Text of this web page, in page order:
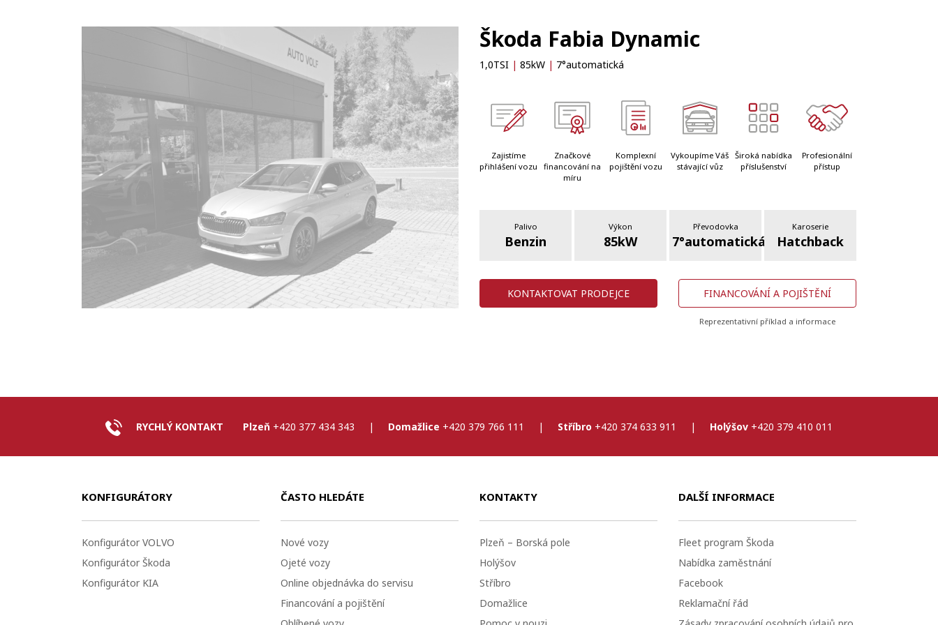
Škoda Fabia Dynamic
1,0TSI | 85kW | 7°automatická
Zajistíme
přihlášení vozu
Značkové
financování na
míru
Komplexní
pojištění vozu
Vykoupíme Váš
stávající vůz
Široká nabídka
příslušenství
Profesionální
přístup
Palivo
Benzin
Výkon
85kW
Převodovka
7°automatická
Karoserie
Hatchback
KONTAKTOVAT PRODEJCE FINANCOVÁNÍ A POJIŠTĚNÍ
Reprezentativní příklad a informace
RYCHLÝ KONTAKT Plzeň +420 377 434 343 | Domažlice +420 379 766 111 | Stříbro +420 374 633 911 | Holýšov +420 379 410 011
KONFIGURÁTORY
Konfigurátor VOLVO
Konfigurátor Škoda
Konfigurátor KIA
ČASTO HLEDÁTE
Nové vozy
Ojeté vozy
Online objednávka do servisu
Financování a pojištění
KONTAKTY
Plzeň – Borská pole
Holýšov
Stříbro
Domažlice
DALŠÍ INFORMACE
Fleet program Škoda
Nabídka zaměstnání
Facebook
Reklamační řád